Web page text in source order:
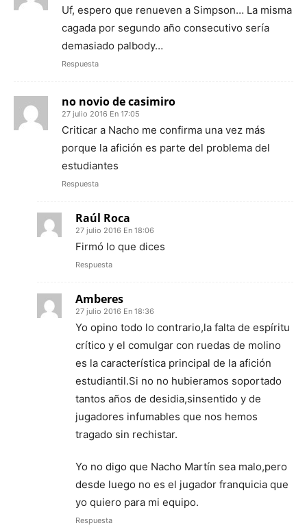
Uf, espero que renueven a Simpson… La misma
cagada por segundo año consecutivo sería
demasiado palbody…
Respuesta
no novio de casimiro
27 julio 2016 En 17:05
Criticar a Nacho me confirma una vez más
porque la afición es parte del problema del
estudiantes
Respuesta
Raúl Roca
27 julio 2016 En 18:06
Firmó lo que dices
Respuesta
Amberes
27 julio 2016 En 18:36
Yo opino todo lo contrario,la falta de espíritu
crítico y el comulgar con ruedas de molino
es la característica principal de la afición
estudiantil.Si no no hubieramos soportado
tantos años de desidia,sinsentido y de
jugadores infumables que nos hemos
tragado sin rechistar.
Yo no digo que Nacho Martín sea malo,pero
desde luego no es el jugador franquicia que
yo quiero para mi equipo.
Respuesta